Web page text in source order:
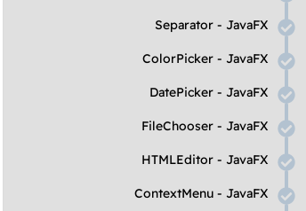
JavaFX
-
Separator
JavaFX
-
ColorPicker
JavaFX
-
DatePicker
JavaFX
-
FileChooser
JavaFX
-
HTMLEditor
JavaFX
-
ContextMenu